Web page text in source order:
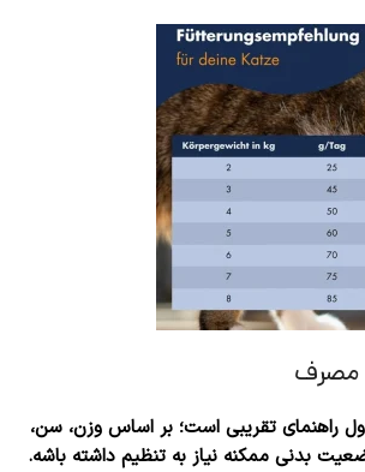
مصرف
راهنمای تقریبی است؛ بر اساس وزن، سن،
بدنی ممکنه نیاز به تنظیم داشته باشه.